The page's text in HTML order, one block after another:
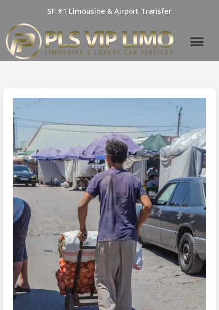
content
SF #1 Limousine & Airport Transfer